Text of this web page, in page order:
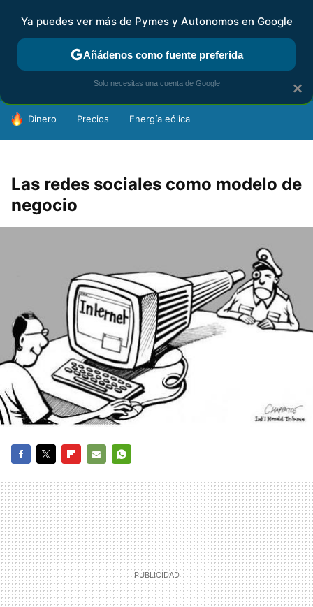
FISCALIDAD Y CONTABILIDAD KIT DIGITAL RENTA
HOY SE HABLA DE
Dinero Precios Energía eólica
Las redes sociales como modelo de
negocio
MAIL
×
Ya puedes ver más de Pymes y Autonomos en Google
Añádenos como fuente preferida
Solo necesitas una cuenta de Google